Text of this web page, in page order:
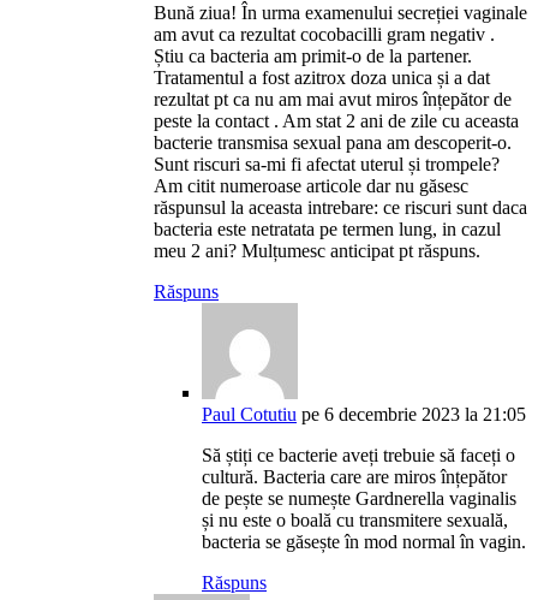
Bună ziua! În urma examenului secreției vaginale
am avut ca rezultat cocobacilli gram negativ .
Știu ca bacteria am primit-o de la partener.
Tratamentul a fost azitrox doza unica și a dat
rezultat pt ca nu am mai avut miros înțepător de
peste la contact . Am stat 2 ani de zile cu aceasta
bacterie transmisa sexual pana am descoperit-o.
Sunt riscuri sa-mi fi afectat uterul și trompele?
Am citit numeroase articole dar nu găsesc
răspunsul la aceasta intrebare: ce riscuri sunt daca
bacteria este netratata pe termen lung, in cazul
meu 2 ani? Mulțumesc anticipat pt răspuns.
Răspuns
Paul Cotutiu pe 6 decembrie 2023 la 21:05
Să știți ce bacterie aveți trebuie să faceți o
cultură. Bacteria care are miros înțepător
de pește se numește Gardnerella vaginalis
și nu este o boală cu transmitere sexuală,
bacteria se găsește în mod normal în vagin.
Răspuns